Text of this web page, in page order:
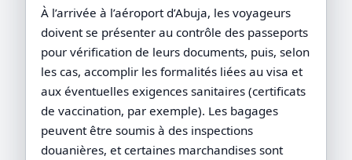
À l’arrivée à l’aéroport d’Abuja, les voyageurs
doivent se présenter au contrôle des passeports
pour vérification de leurs documents, puis, selon
les cas, accomplir les formalités liées au visa et
aux éventuelles exigences sanitaires (certificats
de vaccination, par exemple). Les bagages
peuvent être soumis à des inspections
douanières, et certaines marchandises sont